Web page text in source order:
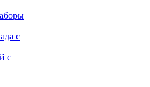
с
с